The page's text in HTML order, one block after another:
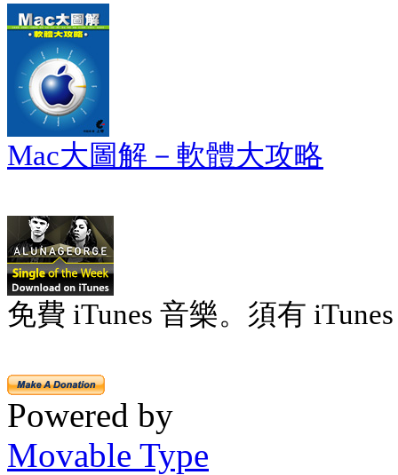
Mac大圖解－軟體大攻略
免費 iTunes 音樂。須有
Powered by
Movable Type